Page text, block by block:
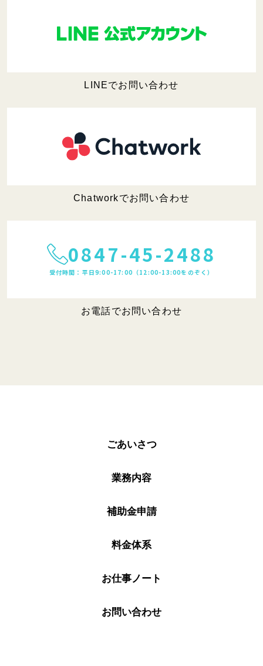
LINEでお問い合わせ
Chatworkでお問い合わせ
0847-45-2488
受付時間：平日9:00-17:00（12:00-13:00をのぞく）
お電話でお問い合わせ
ごあいさつ
業務内容
補助金申請
料金体系
お仕事ノート
お問い合わせ